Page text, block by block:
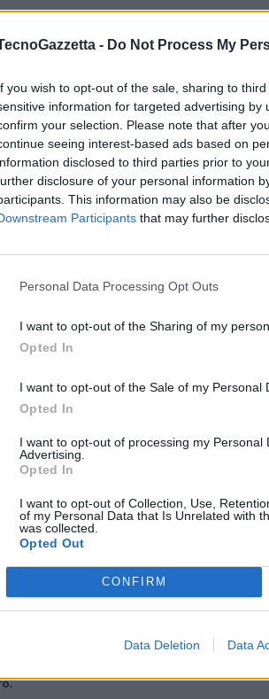
- Do Not Process My
you wish to opt-out of the sale, sharing to
information for targeted advertising
your selection. Please note that after
seeing interest-based ads based on
disclosed to third parties prior to
disclosure of your personal information
This information may also be
Participants that may further
Personal Data Processing Opt Outs
I want to opt-out of the Sharing of my
Opted In
I want to opt-out of the Sale of my Personal
Opted In
I want to opt-out of processing my Personal
Advertising.
Opted In
I want to opt-out of Collection, Use,
of my Personal Data that Is Unrelated with
was collected.
Opted Out
CONFIRM
Data Deletion Data
di consumo e nei telecom
interessante, ideale per il pubblico più
ad integrare anche la banda 20 (MHz),
dal
dellabatteria di 3070mAhin dotazione:
i loro brani preferiti quasi per tre giorni
la loro immaginazione e realizzare scatti
fotocamera posteriore da 13 megapixel
invece su una
interna di 32 GB, questo
processore Octa-core da 64 bit.
non passano inosservati – attualmente
per i giovani, ma le ottime prestazioni